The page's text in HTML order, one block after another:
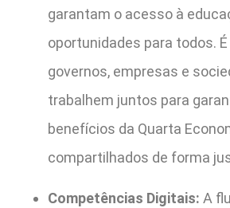
garantam o acesso à
oportunidades para todos.
governos, empresas e
trabalhem juntos para
benefícios da Quarta
compartilhados de forma
Competências Digitais: A